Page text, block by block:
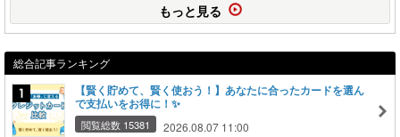
もっと見る
総合記事ランキング
【賢く貯めて、賢く使おう！】あなたに合ったカードを選ん
で支払いをお得に！✨
閲覧総数 15381 2026.08.07 11:00